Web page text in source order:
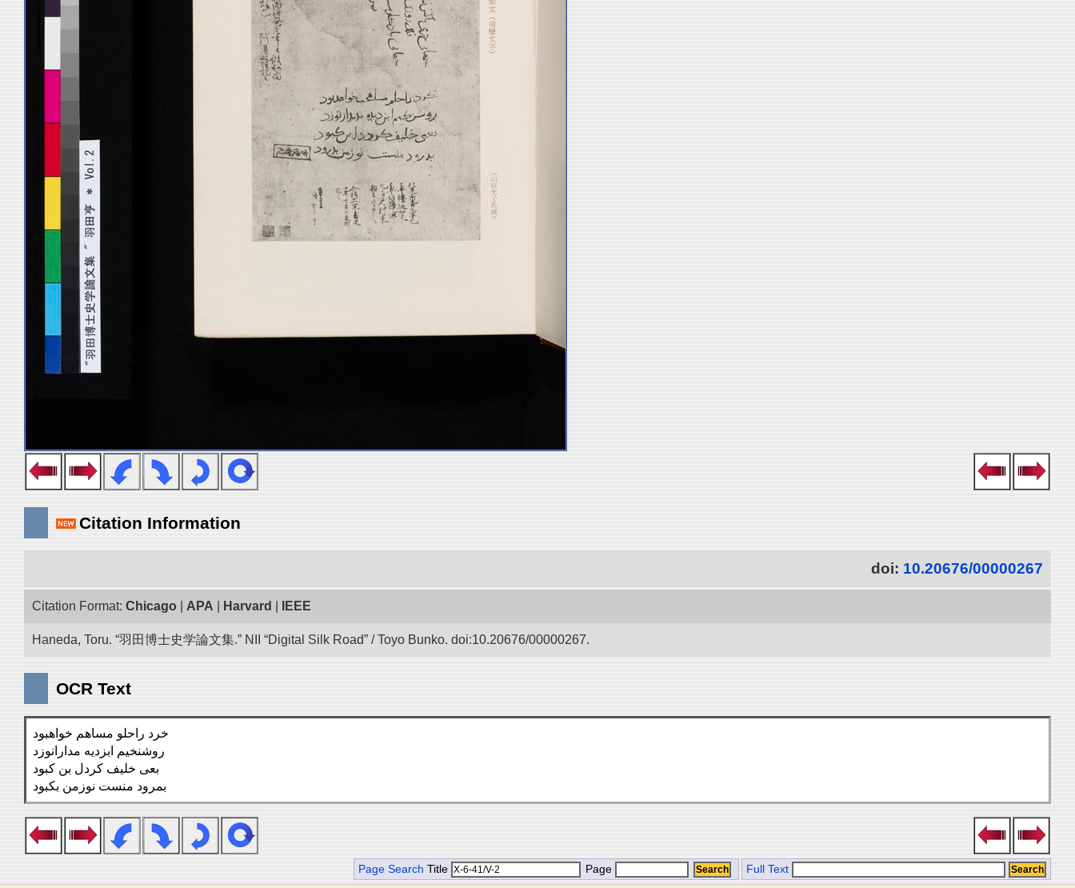
Citation Information
doi: 10.20676/00000267
Citation Format: Chicago APA Harvard IEEE
Haneda, Toru. “羽田博士史学論文集.” NII “Digital Silk Road” / Toyo Bunko. doi:10.20676/00000267.
OCR Text
خرد راحلو مساهم خواهبود
روشنخیم ابزدیه مدارانوزد
بعی خلیف کردل بن کبود
بمرود منست نوزمن بکبود
Page Search Title Page Full Text